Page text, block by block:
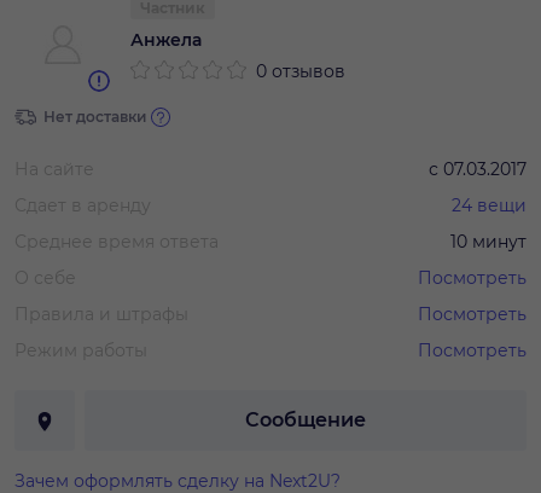
Анжела
0 отзывов
Нет доставки
На сайте с 07.03.2017
Сдает в аренду
24 вещи
Среднее время ответа
10 минут
О себе
Посмотреть
Правила и штрафы
Посмотреть
Режим работы
Посмотреть
Сообщение
Зачем оформлять сделку на Next2U?